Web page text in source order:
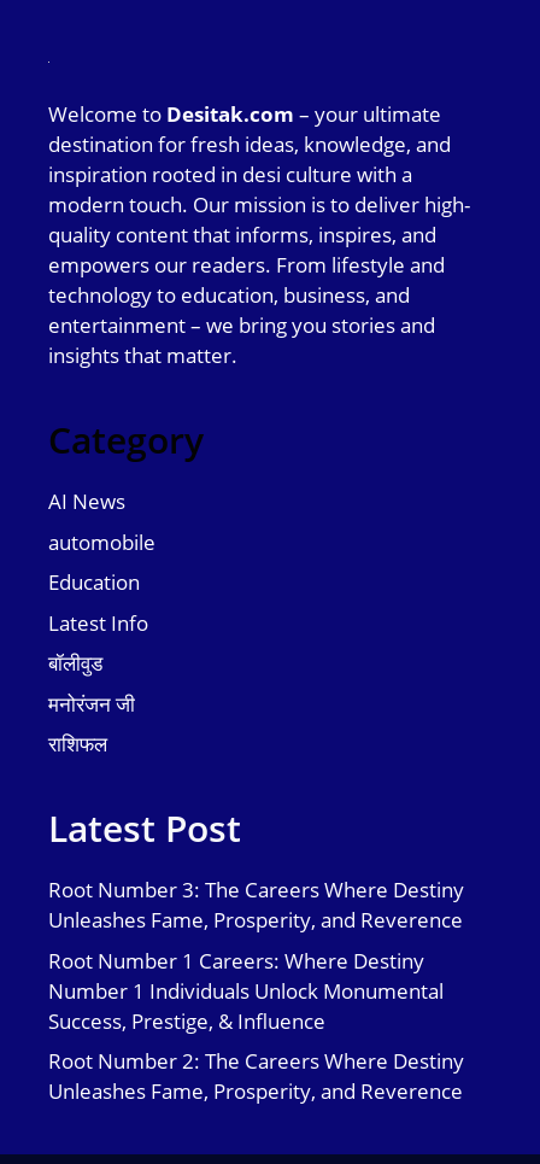
Welcome to Desitak.com – your ultimate
destination for fresh ideas, knowledge, and
inspiration rooted in desi culture with a
modern touch. Our mission is to deliver high-
quality content that informs, inspires, and
empowers our readers. From lifestyle and
technology to education, business, and
entertainment – we bring you stories and
insights that matter.
Category
AI News
automobile
Education
Latest Info
बॉलीवुड
मनोरंजन जी
राशिफल
Latest Post
Root Number 3: The Careers Where Destiny
Unleashes Fame, Prosperity, and Reverence
Root Number 1 Careers: Where Destiny
Number 1 Individuals Unlock Monumental
Success, Prestige, & Influence
Root Number 2: The Careers Where Destiny
Unleashes Fame, Prosperity, and Reverence